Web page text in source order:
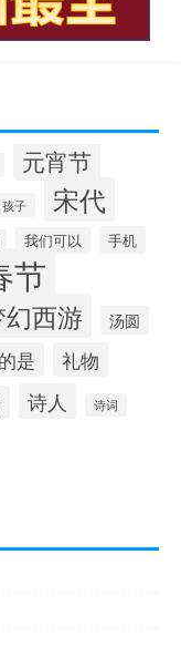
元宵节
孩子 宋代
我们可以 手机
节
幻西游 汤圆
的是 礼物
诗人 诗词